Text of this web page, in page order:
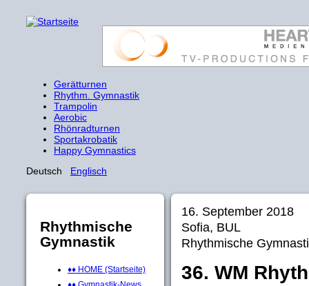
Gerätturnen
Rhythm. Gymnastik
Trampolin
Aerobic
Rhönradturnen
Sportakrobatik
Happy Gymnastics
Deutsch Englisch
Rhythmische
Gymnastik
♦♦ HOME (Startseite)
16. September 2018
Sofia, BUL
Rhythmische
36. WM